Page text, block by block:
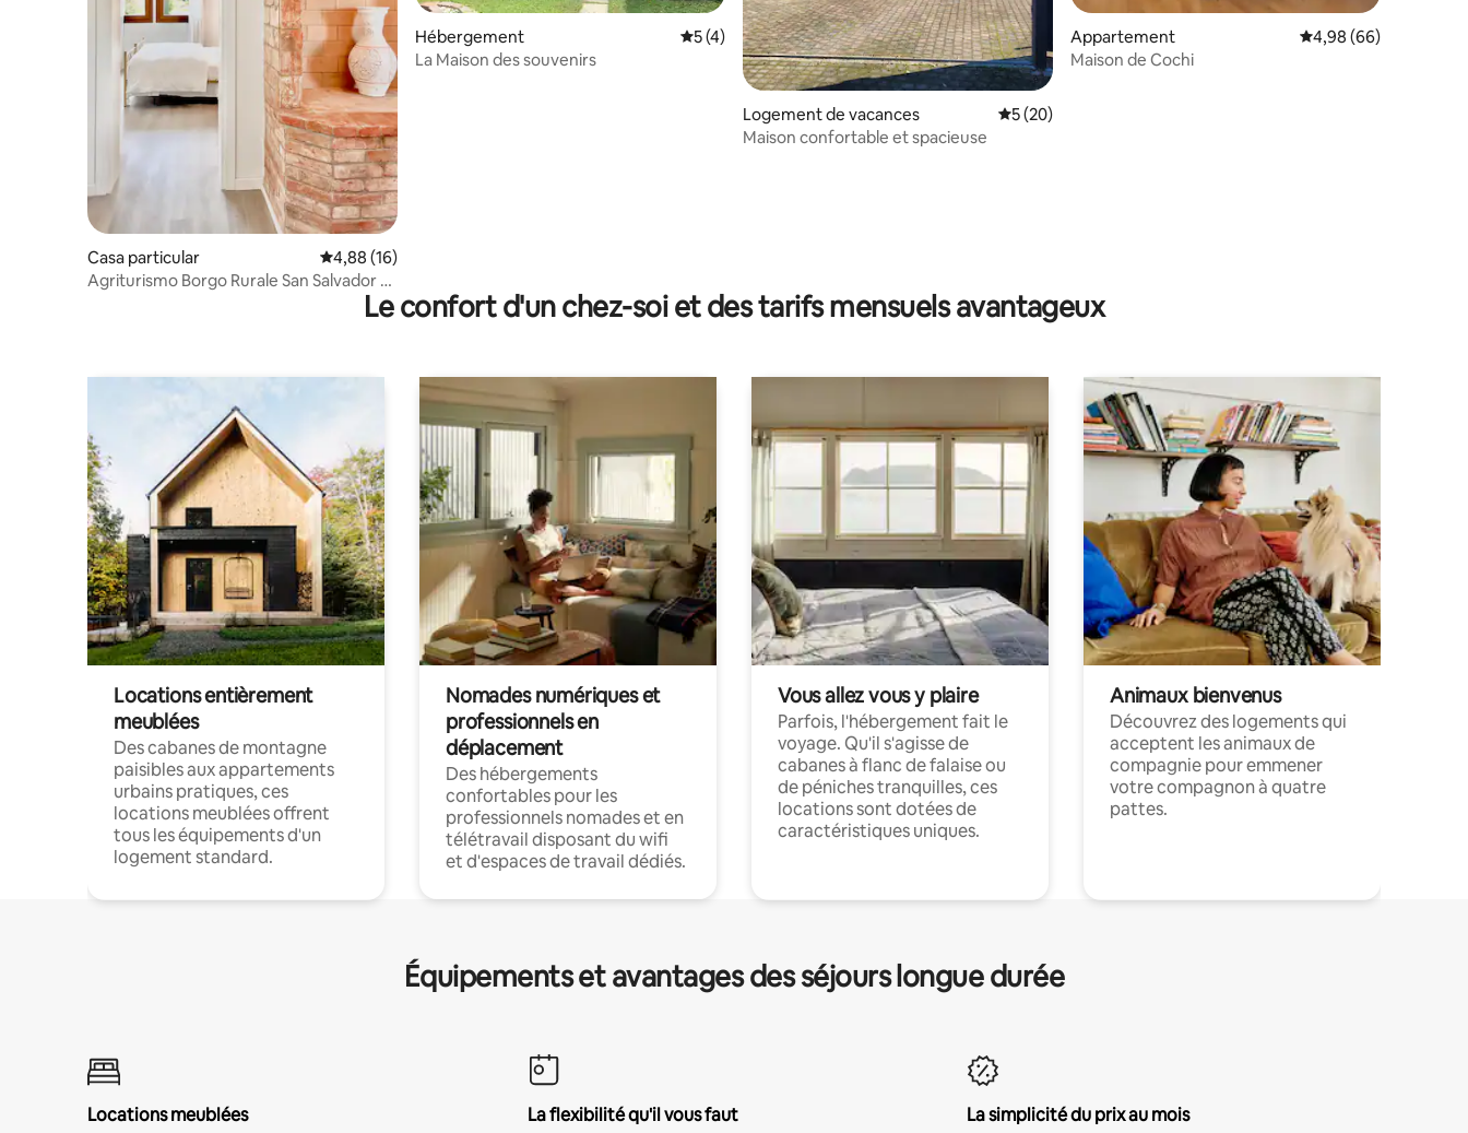
Casa particular Évaluation moyenne sur la base de 16 commentaires : 4,88 sur 5
4,88 (16)
Agriturismo Borgo Rurale San Salvador -
Hébergement Évaluation moyenne sur la base de 4 commentaires : 5 sur 5
5 (4)
La Maison des souvenirs
Logement de vacances Évaluation moyenne sur la base de 20 commentaires : 5 sur 5
5 (20)
Maison confortable et spacieuse
Appartement Évaluation moyenne
4,98 (66)
Maison de Cochi
Le confort d'un chez-soi et des tarifs mensuels avantageux
Locations entièrement
meublées
Des cabanes de montagne
paisibles aux appartements
urbains pratiques, ces
locations meublées offrent
tous les équipements d'un
logement standard.
Nomades numériques et
professionnels en
déplacement
Des hébergements
confortables pour les
professionnels nomades et en
télétravail disposant du wifi
et d'espaces de travail dédiés.
Vous allez vous y plaire
Parfois, l'hébergement fait le
voyage. Qu'il s'agisse de
cabanes à flanc de falaise ou
de péniches tranquilles, ces
locations sont dotées de
caractéristiques uniques.
Animaux bienvenus
Découvrez des logements qui
acceptent les animaux de
compagnie pour emmener
votre compagnon à quatre
pattes.
Équipements et avantages des séjours longue durée
Locations meublées
La flexibilité qu'il vous faut
La simplicité du prix au mois